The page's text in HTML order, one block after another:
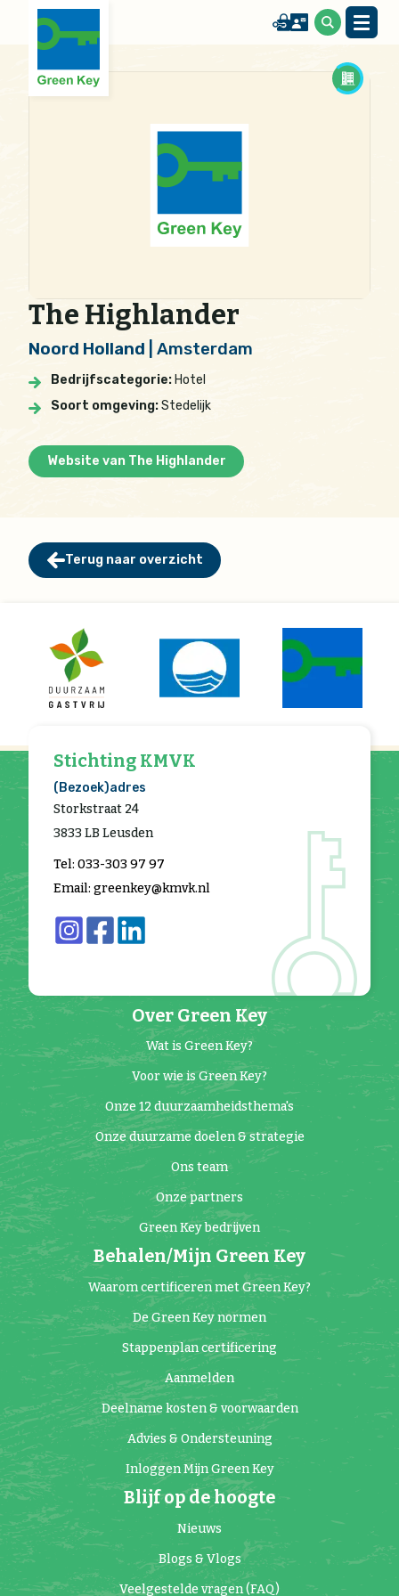
The Highlander
Noord Holland | Amsterdam
Bedrijfscategorie: Hotel
Soort omgeving:Stedelijk
Website van The Highlander
Terug naar overzicht
Over Green Key
Wat is Green Key?
Voor wie is Green Key?
Onze 12 duurzaamheidsthema's
Onze duurzame doelen & strategie
Ons team
Onze partners
Green Key bedrijven
Behalen/Mijn Green Key
Waarom certificeren met Green Key?
De Green Key normen
Stappenplan certificering
Aanmelden
Deelname kosten & voorwaarden
Advies & Ondersteuning
Inloggen Mijn Green Key
Blijf op de hoogte
Nieuws
Blogs & Vlogs
Veelgestelde vragen (FAQ)
Stichting KMVK
(Bezoek)adres
Storkstraat 24
3833 LB Leusden
Tel: 033-303 97 97
Email: greenkey@kmvk.nl